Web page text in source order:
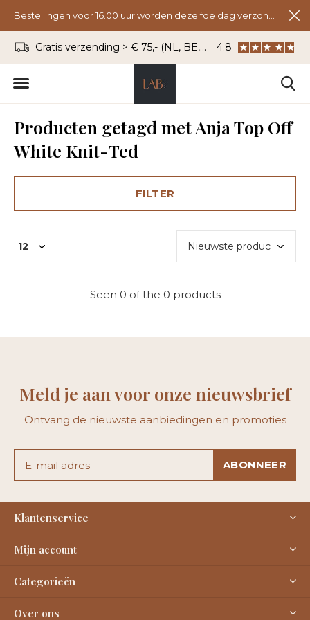
Gratis verzending > € 75,- (NL, BE, DU) WhatsApp: 06 -
4.8
Producten getagd met Anja Top Off
White Knit-Ted
FILTER
Seen 0 of the 0 products
Meld je aan voor onze nieuwsbrief
Ontvang de nieuwste aanbiedingen en promoties
ABONNEER
Klantenservice
Mijn account
Categorieën
Over ons